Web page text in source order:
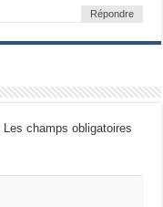
Répondre
Les champs obligatoires